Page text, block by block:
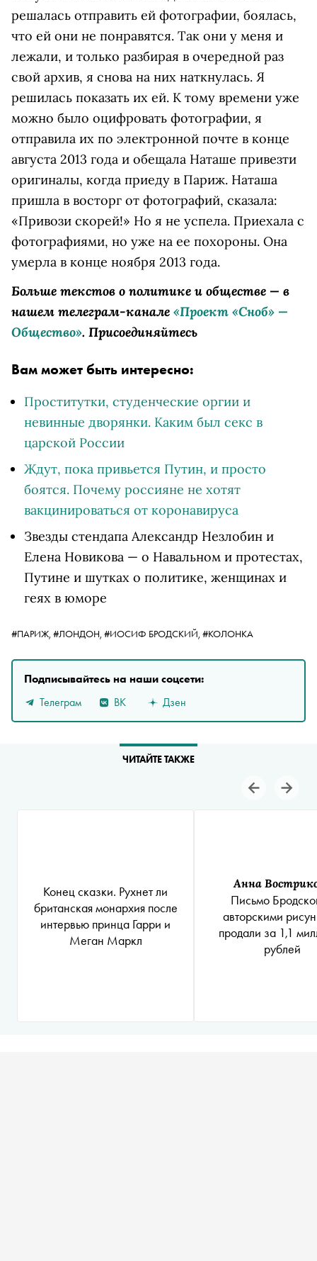
решалась отправить ей фотографии, боялась,
что ей они не понравятся. Так они у меня и
лежали, и только разбирая в очередной раз
свой архив, я снова на них наткнулась. Я
решилась показать их ей. К тому времени уже
можно было оцифровать фотографии, я
отправила их по электронной почте в конце
августа 2013 года и обещала Наташе привезти
оригиналы, когда приеду в Париж. Наташа
пришла в восторг от фотографий, сказала:
«Привози скорей!» Но я не успела. Приехала с
фотографиями, но уже на ее похороны. Она
умерла в конце ноября 2013 года.
Больше текстов о политике и обществе — в
нашем телеграм-канале «Проект «Сноб» —
Общество». Присоединяйтесь
Вам может быть интересно:
Проститутки, студенческие оргии и
невинные дворянки. Каким был секс в
царской России
Ждут, пока привьется Путин, и просто
боятся. Почему россияне не хотят
вакцинироваться от коронавируса
Звезды стендапа Александр Незлобин и
Елена Новикова — о Навальном и протестах,
Путине и шутках о политике, женщинах и
геях в юморе
#ПАРИЖ, #ЛОНДОН, #ИОСИФ БРОДСКИЙ, #КОЛОНКА
Подписывайтесь на наши соцсети:
Телеграм
ВК Дзен
ЧИТАЙТЕ ТАКЖЕ
Конец сказки. Рухнет ли
британская монархия после
интервью принца Гарри и
Меган Маркл
Анна
Письмо
авторскими
продали за 1,1
рублей